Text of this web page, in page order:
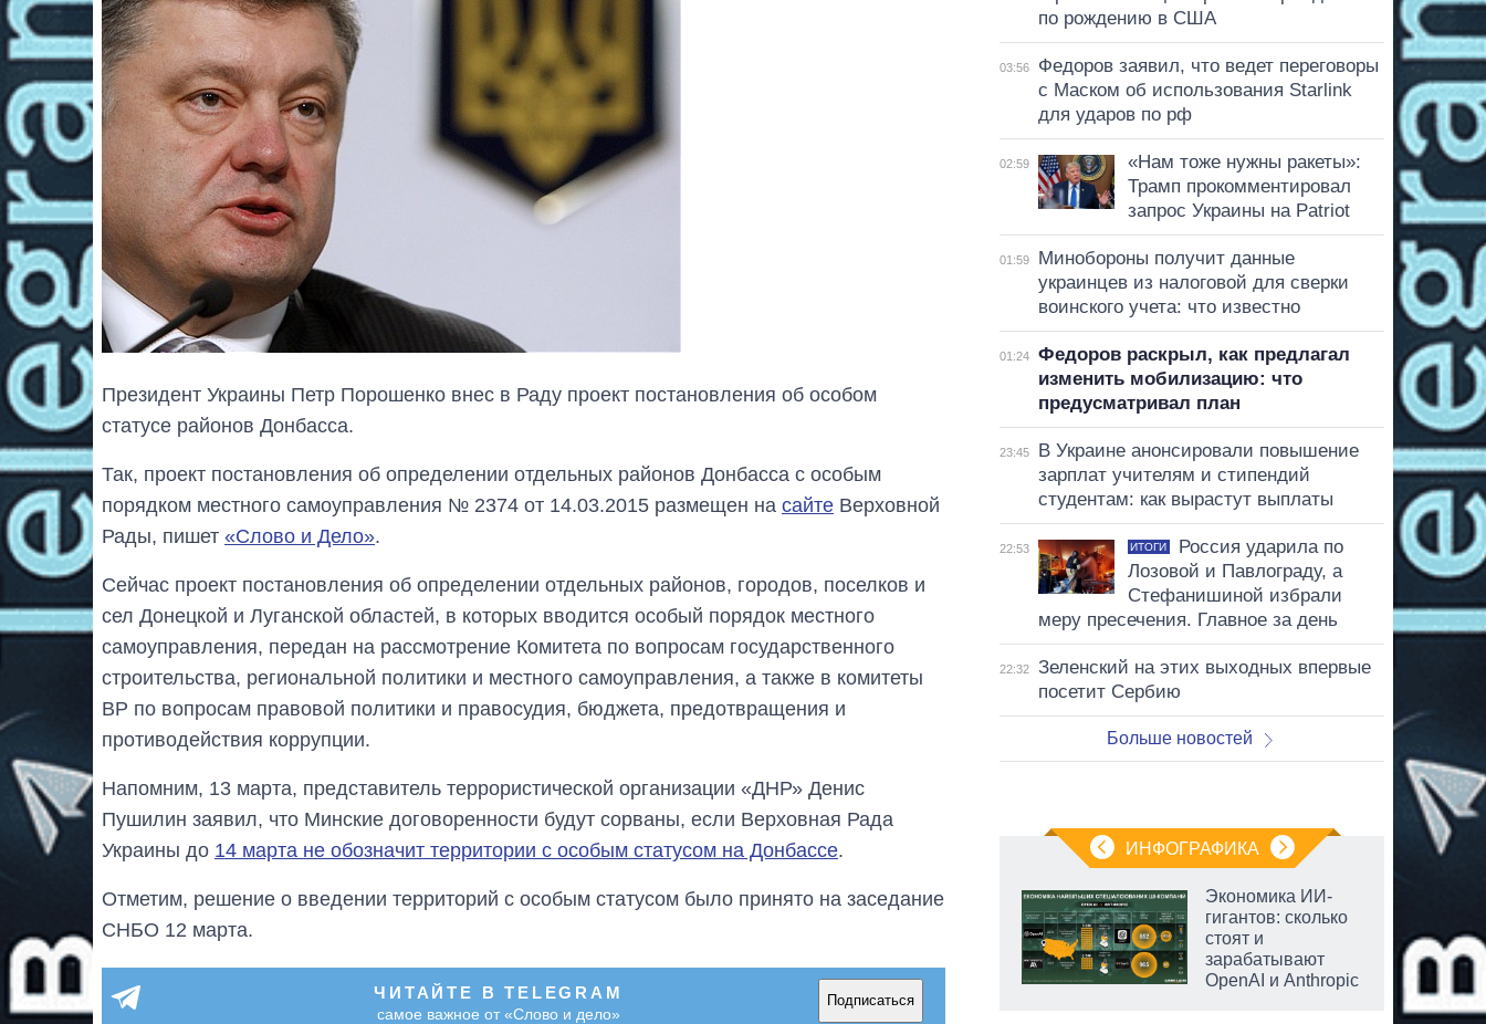
Президент Украины Петр Порошенко внес в Раду проект постановления об особом
статусе районов Донбасса.
Так, проект постановления об определении отдельных районов Донбасса с особым
порядком местного самоуправления № 2374 от 14.03.2015 размещен на сайте Верховной
Рады, пишет «Слово и Дело».
Сейчас проект постановления об определении отдельных районов, городов, поселков и
сел Донецкой и Луганской областей, в которых вводится особый порядок местного
самоуправления, передан на рассмотрение Комитета по вопросам государственного
строительства, региональной политики и местного самоуправления, а также в комитеты
ВР по вопросам правовой политики и правосудия, бюджета, предотвращения и
противодействия коррупции.
Напомним, 13 марта, представитель террористической организации «ДНР» Денис
Пушилин заявил, что Минские договоренности будут сорваны, если Верховная Рада
Украины до 14 марта не обозначит территории с особым статусом на Донбассе.
Отметим, решение о введении территорий с особым статусом было принято на заседание
СНБО 12 марта.
ЧИТАЙТЕ В TELEGRAM
самое важное от «Слово и дело»
Подписаться
по рождению в США
03:56
Федоров заявил, что ведет переговоры
с Маском об использования Starlink
для ударов по рф
02:59
«Нам тоже нужны ракеты»:
Трамп прокомментировал
запрос Украины на Patriot
01:59
Минобороны получит данные
украинцев из налоговой для сверки
воинского учета: что известно
01:24
Федоров раскрыл, как предлагал
изменить мобилизацию: что
предусматривал план
23:45
В Украине анонсировали повышение
зарплат учителям и стипендий
студентам: как вырастут выплаты
22:53 ИТОГИ
Россия ударила по
Лозовой и Павлограду, а
Стефанишиной избрали
меру пресечения. Главное за день
22:32
Зеленский на этих выходных впервые
посетит Сербию
Больше новостей
ИНФОГРАФИКА
Как изменился
войны с россией
Экономика ИИ-
гигантов: сколько
стоят и
зарабатывают
OpenAI и Anthropic